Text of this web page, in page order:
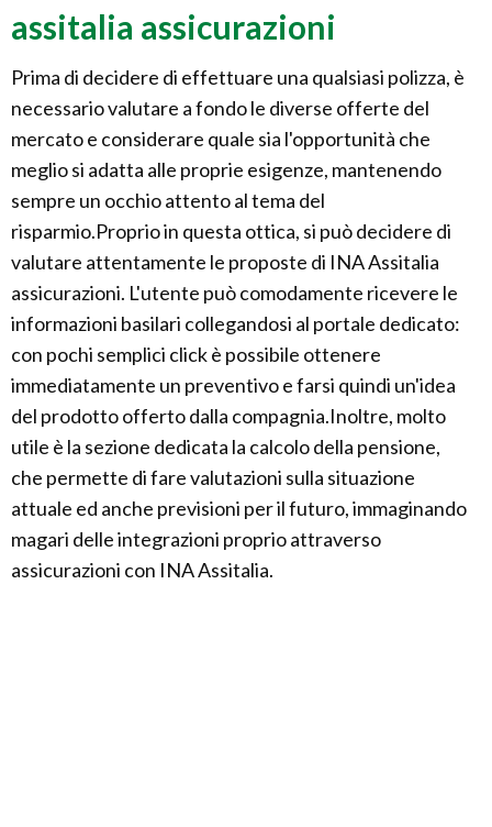
assitalia assicurazioni
Prima di decidere di effettuare una qualsiasi polizza, è
necessario valutare a fondo le diverse offerte del
mercato e considerare quale sia l'opportunità che
meglio si adatta alle proprie esigenze, mantenendo
sempre un occhio attento al tema del
risparmio.Proprio in questa ottica, si può decidere di
valutare attentamente le proposte di INA Assitalia
assicurazioni. L'utente può comodamente ricevere le
informazioni basilari collegandosi al portale dedicato:
con pochi semplici click è possibile ottenere
immediatamente un preventivo e farsi quindi un'idea
del prodotto offerto dalla compagnia.Inoltre, molto
utile è la sezione dedicata la calcolo della pensione,
che permette di fare valutazioni sulla situazione
attuale ed anche previsioni per il futuro, immaginando
magari delle integrazioni proprio attraverso
assicurazioni con INA Assitalia.